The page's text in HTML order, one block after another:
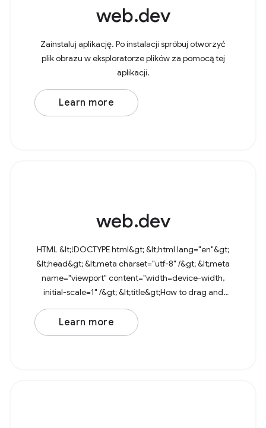
web.dev
Zainstaluj aplikację. Po instalacji spróbuj otworzyć
plik obrazu w eksploratorze plików za pomocą tej
aplikacji.
Learn more
web.dev
HTML &lt;!DOCTYPE html&gt; &lt;html lang="en"&gt;
&lt;head&gt; &lt;meta charset="utf-8" /&gt; &lt;meta
name="viewport" content="width=device-width,
initial-scale=1" /&gt; &lt;title&gt;How to drag and
drop files&lt;/title&gt; &lt;/head&gt;
Learn more